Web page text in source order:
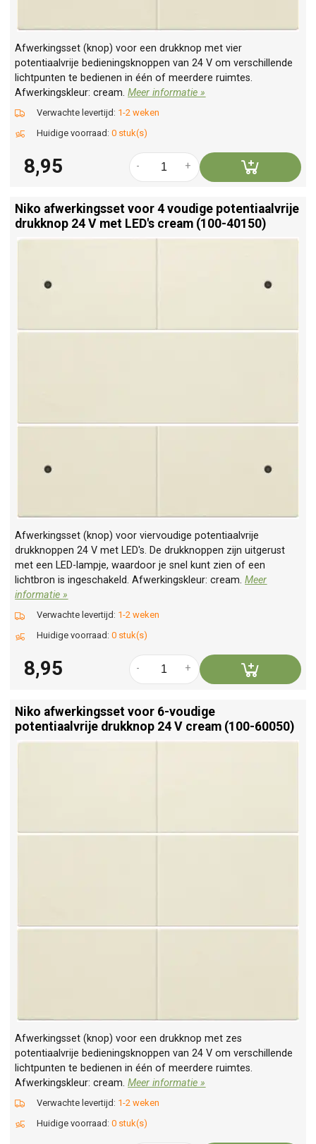
Afwerkingsset (knop) voor een drukknop met vier
potentiaalvrije bedieningsknoppen van 24 V om verschillende
lichtpunten te bedienen in één of meerdere ruimtes.
Afwerkingskleur: cream.Meer informatie »
Verwachte levertijd: 1-2 weken
Huidige voorraad: 0 stuk(s)
8,95 +
-
Niko afwerkingsset voor 4 voudige potentiaalvrije
drukknop 24 V met LED's cream (100-40150)
Afwerkingsset (knop) voor viervoudige potentiaalvrije
drukknoppen 24 V met LED's. De drukknoppen zijn uitgerust
met een LED-lampje, waardoor je snel kunt zien of een
lichtbron is ingeschakeld. Afwerkingskleur: cream.Meer
informatie »
Verwachte levertijd: 1-2 weken
Huidige voorraad: 0 stuk(s)
8,95 +
-
Niko afwerkingsset voor 6-voudige
potentiaalvrije drukknop 24 V cream (100-60050)
Afwerkingsset (knop) voor een drukknop met zes
potentiaalvrije bedieningsknoppen van 24 V om verschillende
lichtpunten te bedienen in één of meerdere ruimtes.
Afwerkingskleur: cream.Meer informatie »
Verwachte levertijd: 1-2 weken
Huidige voorraad: 0 stuk(s)